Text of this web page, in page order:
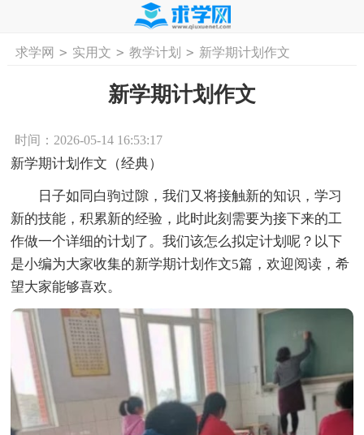
首页 工作计划 活动计划 学习计划
求学网 > 实用文 > 教学计划 > 新学期计划作文
新学期计划作文
时间：2026-05-14 16:53:17
新学期计划作文（经典）
日子如同白驹过隙，我们又将接触新的知识，学习
新的技能，积累新的经验，此时此刻需要为接下来的工
作做一个详细的计划了。我们该怎么拟定计划呢？以下
是小编为大家收集的新学期计划作文5篇，欢迎阅读，希
望大家能够喜欢。